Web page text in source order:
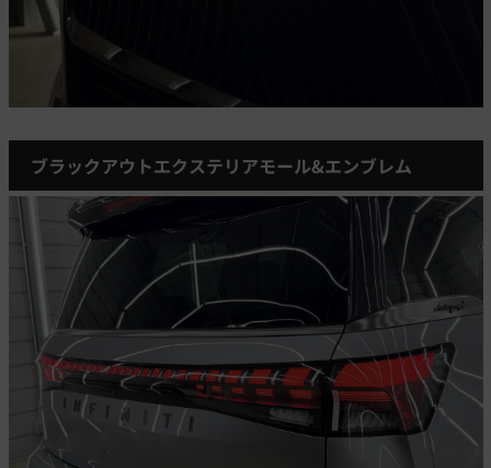
ブラックアウトエクステリアモール&エンブレム